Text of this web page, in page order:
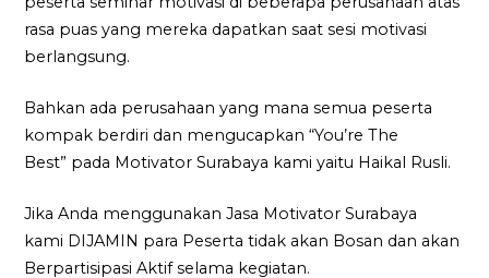
rasa puas yang mereka dapatkan saat sesi motivasi
berlangsung.
Bahkan ada perusahaan yang mana semua peserta
kompak berdiri dan mengucapkan “You’re The
Best” pada Motivator Surabaya kami yaitu Haikal Rusli.
Jika Anda menggunakan Jasa Motivator Surabaya
kami DIJAMIN para Peserta tidak akan Bosan dan akan
Berpartisipasi Aktif selama kegiatan.